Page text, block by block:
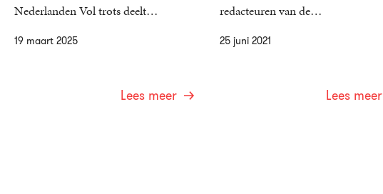
19 maart 2025
Nederlanden Vol trots deelt…
Lees meer
25 juni 2021
redacteuren van de…
Lees meer